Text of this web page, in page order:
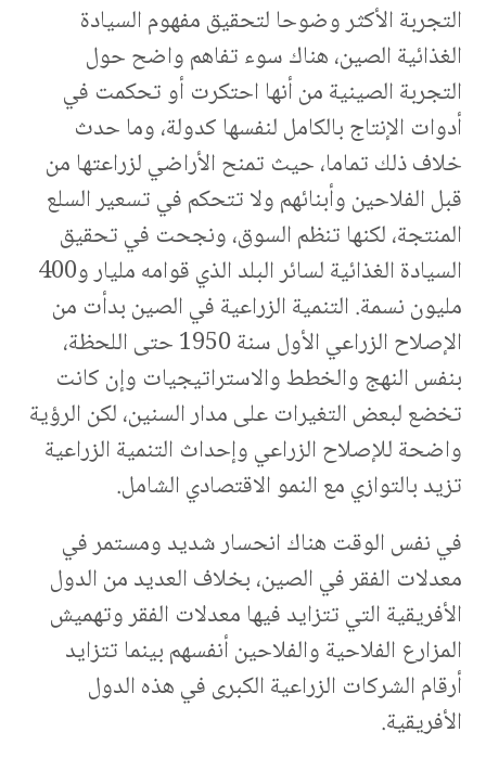
التجربة الأكثر وضوحا لتحقيق مفهوم السيادة
الغذائية الصين، هناك سوء تفاهم واضح حول
التجربة الصينية من أنها احتكرت أو تحكمت في
أدوات الإنتاج بالكامل لنفسها كدولة، وما حدث
خلاف ذلك تماما، حيث تمنح الأراضي لزراعتها من
قبل الفلاحين وأبنائهم ولا تتحكم في تسعير السلع
المنتجة، لكنها تنظم السوق، ونجحت في تحقيق
السيادة الغذائية لسائر البلد الذي قوامه مليار و400
مليون نسمة. التنمية الزراعية في الصين بدأت من
الإصلاح الزراعي الأول سنة 1950 حتى اللحظة،
بنفس النهج والخطط والاستراتيجيات وإن كانت
تخضع لبعض التغيرات على مدار السنين، لكن الرؤية
واضحة للإصلاح الزراعي وإحداث التنمية الزراعية
تزيد بالتوازي مع النمو الاقتصادي الشامل.
في نفس الوقت هناك انحسار شديد ومستمر في
معدلات الفقر في الصين، بخلاف العديد من الدول
الأفريقية التي تتزايد فيها معدلات الفقر وتهميش
المزارع الفلاحية والفلاحين أنفسهم بينما تتزايد
أرقام الشركات الزراعية الكبرى في هذه الدول
الأفريقية.